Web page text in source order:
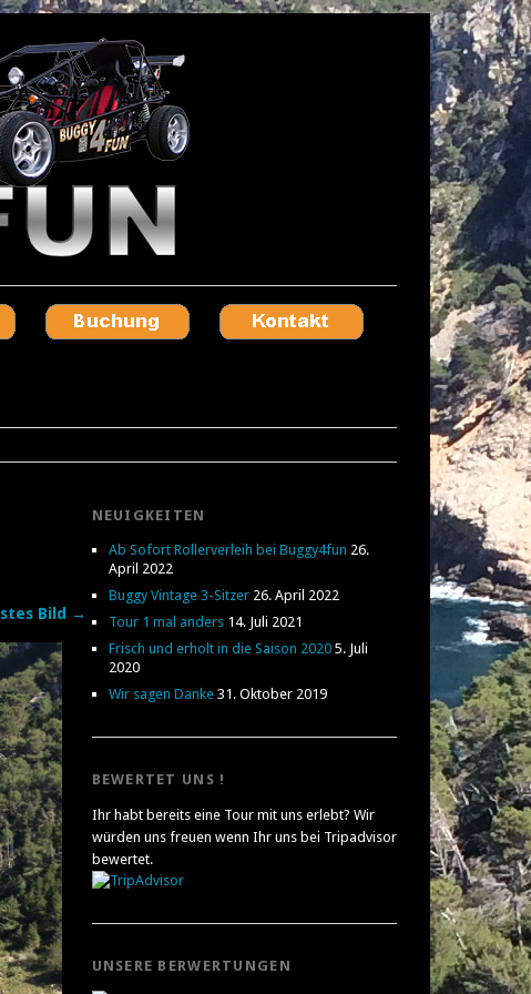
Bild →
NEUIGKEITEN
Ab Sofort Rollerverleih bei Buggy4fun 26.
April 2022
Buggy Vintage 3-Sitzer 26. April 2022
Tour 1 mal anders 14. Juli 2021
Frisch und erholt in die Saison 2020 5. Juli
2020
Wir sagen Danke 31. Oktober 2019
BEWERTET UNS !
Ihr habt bereits eine Tour mit uns erlebt? Wir
würden uns freuen wenn Ihr uns bei Tripadvisor
bewertet.
UNSERE BERWERTUNGEN